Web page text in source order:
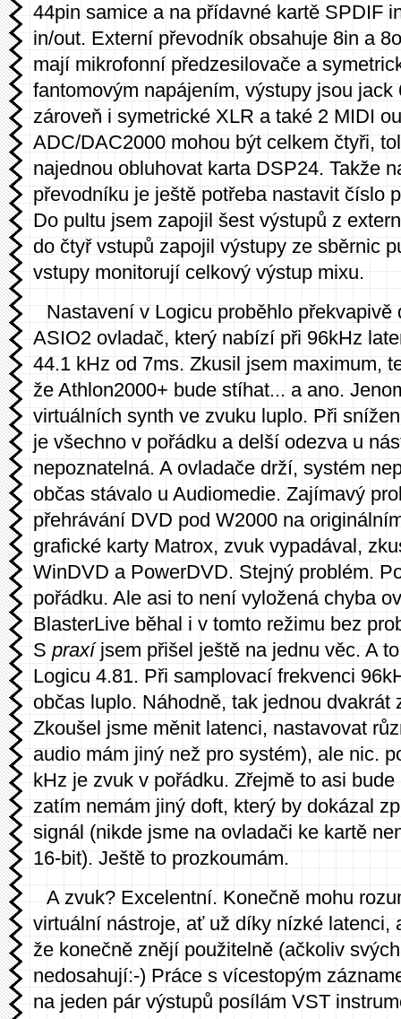
44pin samice a na přídavné kartě SPDIF
in/out. Externí převodník obsahuje 8in a
mají mikrofonní předzesilovače a
fantomovým napájením, výstupy jsou jack
zároveň i symetrické XLR a také 2 MIDI
ADC/DAC2000 mohou být celkem čtyři,
najednou obluhovat karta DSP24. Takže
převodníku je ještě potřeba nastavit číslo
Do pultu jsem zapojil šest výstupů z
do čtyř vstupů zapojil výstupy ze sběrnic
vstupy monitorují celkový výstup mixu.
Nastavení v Logicu proběhlo překvapivě
ASIO2 ovladač, který nabízí při 96kHz
44.1 kHz od 7ms. Zkusil jsem maximum,
že Athlon2000+ bude stíhat... a ano.
virtuálních synth ve zvuku luplo. Při
je všechno v pořádku a delší odezva u
nepoznatelná. A ovladače drží, systém
občas stávalo u Audiomedie. Zajímavý
přehrávání DVD pod W2000 na
grafické karty Matrox, zvuk vypadával,
WinDVD a PowerDVD. Stejný problém.
pořádku. Ale asi to není vyložená chyba
BlasterLive běhal i v tomto režimu bez
S praxíjsem přišel ještě na jednu věc. A
Logicu 4.81. Při samplovací frekvenci
občas luplo. Náhodně, tak jednou dvakrát
Zkoušel jsme měnit latenci, nastavovat
audio mám jiný než pro systém), ale nic.
kHz je zvuk v pořádku. Zřejmě to asi
zatím nemám jiný doft, který by dokázal
signál (nikde jsme na ovladači ke kartě
16-bit). Ještě to prozkoumám.
A zvuk? Excelentní. Konečně mohu
virtuální nástroje, ať už díky nízké latenci,
že konečně znějí použitelně (ačkoliv
nedosahují:-) Práce s vícestopým
na jeden pár výstupů posílám VST